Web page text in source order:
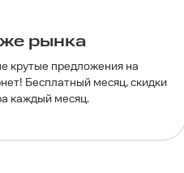
рынка
крутые предложения на
Бесплатный месяц, скидки
каждый месяц.